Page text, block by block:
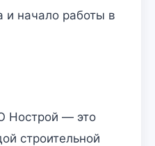
и начало работы в
Нострой — это
строительной